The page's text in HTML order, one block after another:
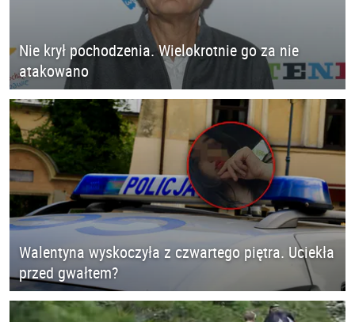
Nie krył pochodzenia. Wielokrotnie go za nie
atakowano
Walentyna wyskoczyła z czwartego piętra. Uciekła
przed gwałtem?